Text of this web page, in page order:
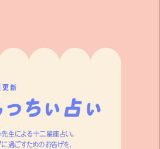
更新
生による十二星座占い。
過ごすためのお告げを、